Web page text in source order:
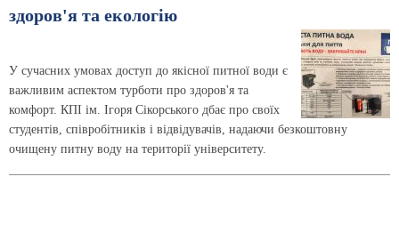
здоров'я та екологію
У сучасних умовах доступ до якісної питної води є
важливим аспектом турботи про здоров'я та
комфорт. КПІ ім. Ігоря Сікорського дбає про своїх
студентів, співробітників і відвідувачів, надаючи безкоштовну
очищену питну воду на території університету.